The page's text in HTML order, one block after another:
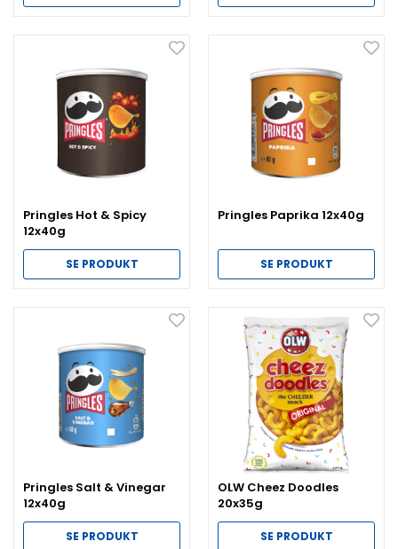
Pringles Hot & Spicy
12x40g
SE PRODUKT
Pringles Paprika 12x40g
SE PRODUKT
Pringles Salt & Vinegar
12x40g
SE PRODUKT
OLW Cheez Doodles
20x35g
SE PRODUKT